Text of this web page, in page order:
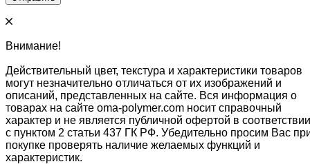
Внимание!
Действительный цвет, текстура и характеристики товаров
могут незначительно отличаться от их изображений и
описаний, представленных на сайте. Вся информация о
товарах на сайте oma-polymer.com носит справочный
характер и не является публичной офертой в соответствии
с пунктом 2 статьи 437 ГК РФ. Убедительно просим Вас
покупке проверять наличие желаемых функций и
характеристик.